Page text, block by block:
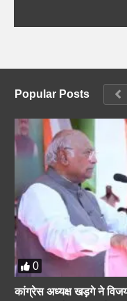
Popular Posts
0
कांग्रेस अध्यक्ष खड़गे ने